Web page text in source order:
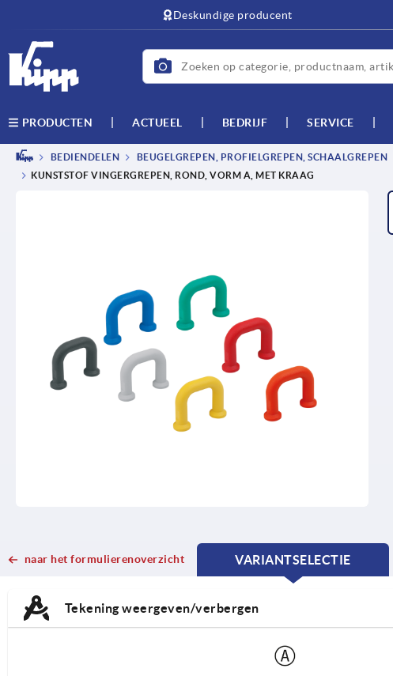
Deskundige producent
PRODUCTEN ACTUEEL BEDRIJF SERVICE
BEDIENDELEN BEUGELGREPEN, PROFIELGREPEN, SCHAALGREPEN
KUNSTSTOF VINGERGREPEN, ROND, VORM A, MET KRAAG
naar het formulierenoverzicht
VARIANTSELECTIE
CURRENT
CURRENT
Tekening weergeven/verbergen